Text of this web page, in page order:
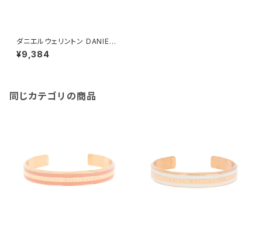
ダニエルウェリントン DANIEL
WELLINGTON バングル ブレ
スレット レディース DW00400
¥9,384
同じカテゴリの商品